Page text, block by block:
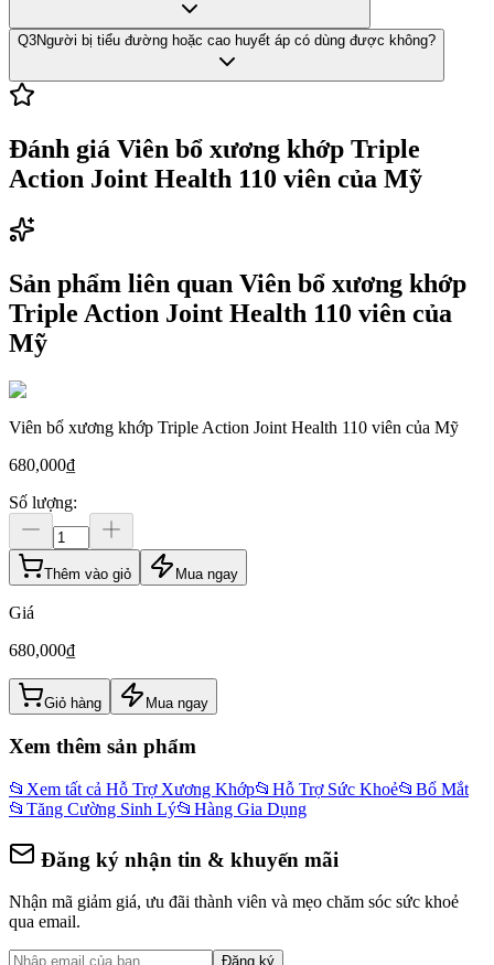
Q3Người bị tiểu đường hoặc cao huyết áp có dùng được không?
Đánh giá Viên bổ xương khớp Triple
Action Joint Health 110 viên của Mỹ
Sản phẩm liên quan Viên bổ xương khớp
Triple Action Joint Health 110 viên của
Mỹ
Viên bổ xương khớp Triple Action Joint Health 110 viên của Mỹ
680,000₫
Số lượng:
Thêm vào giỏ Mua ngay
Giá
680,000₫
Giỏ hàng Mua ngay
Xem thêm sản phẩm
📂 Xem tất cả Hỗ Trợ Xương Khớp📂 Hỗ Trợ Sức Khoẻ📂 Bổ Mắt
📂 Tăng Cường Sinh Lý📂 Hàng Gia Dụng
Đăng ký nhận tin & khuyến mãi
Nhận mã giảm giá, ưu đãi thành viên và mẹo chăm sóc sức khoẻ
qua email.
Đăng ký